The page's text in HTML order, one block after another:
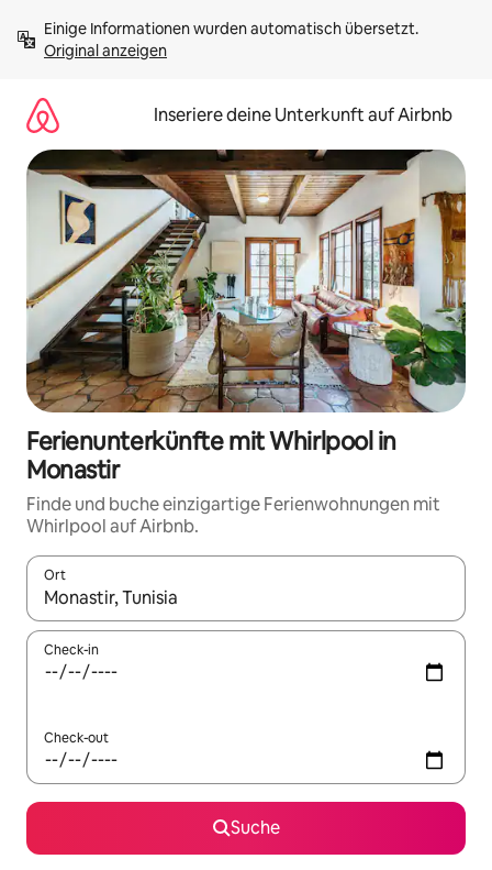
Inhalten
springenOriginal anzeigen
Inseriere deine Unterkunft auf Airbnb
Ferienunterkünfte mit Whirlpool in
Monastir
Finde und buche einzigartige Ferienwohnungen mit
Whirlpool auf Airbnb.
Ort
Wenn Ergebnisse verfügbar sind, navigiere mit den
Check-in
Check-out
Suche